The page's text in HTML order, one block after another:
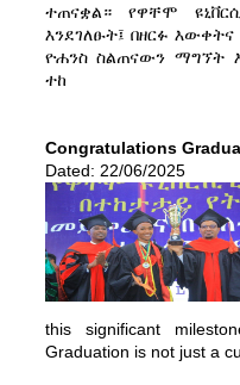
ተጠናቋል። የዋቸሞ
እንደገለፁት፤ በዘርፉ
ዮሐንስ ስልጠናውን ማግኘት
ተከ
Congratulations
Dated: 22/06/2025
this significant
Graduation is not just a